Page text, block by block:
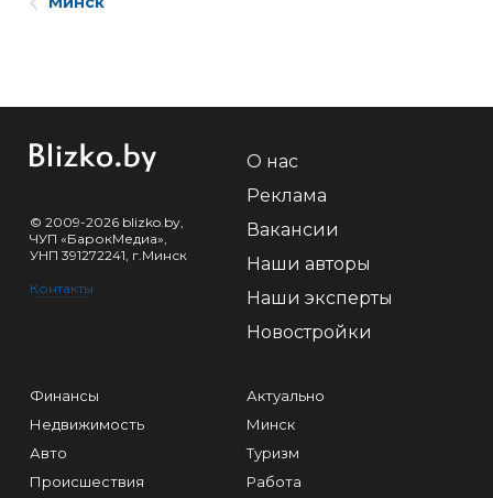
© 2009-2026 blizko.by,
ЧУП «БарокМедиа»,
УНП 391272241, г.Минск
Контакты
О нас
Реклама
Вакансии
Наши авторы
Наши эксперты
Новостройки
Финансы
Недвижимость
Авто
Происшествия
Актуально
Минск
Туризм
Работа